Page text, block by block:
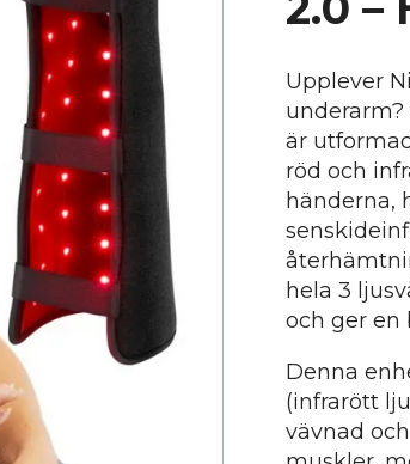
Upplever
är
röd och
händerna,
hela 3
och ger en
Denna
(infrarött
vävnad